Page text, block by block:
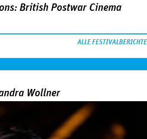
British Postwar Cinema
ALLE FESTIVALBERICHTE
Wollner